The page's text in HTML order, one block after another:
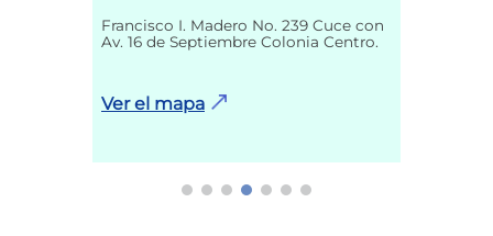
Francisco I. Madero No. 239 Cuce con
Av. 16 de Septiembre Colonia Centro.
Ver el mapa